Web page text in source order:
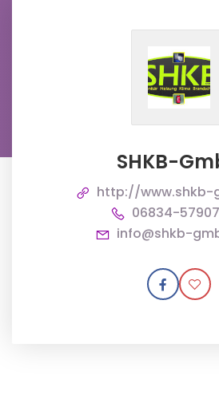
SHKB-
http://www.shkb-
06834-
info@shkb-